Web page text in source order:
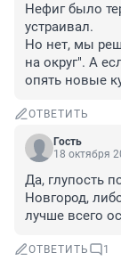
Нефиг было
устраивал.
Но нет, мы
на округ". А
опять новые
ОТВЕТИТЬ
Гость
18 октября
Да, глупость
Новгород,
лучше всего
ОТВЕТИТЬ 1